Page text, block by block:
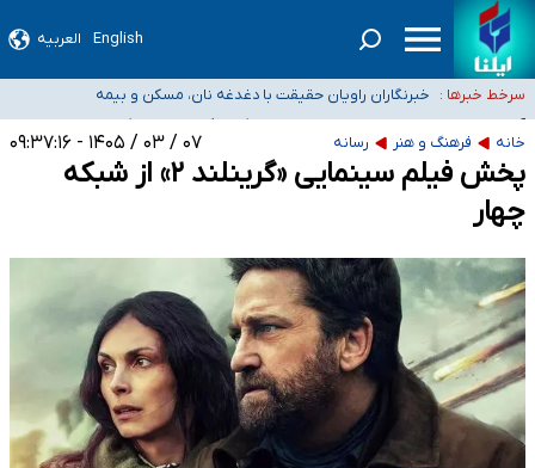
English العربیه
سرخط خبرها :
تعویق آزمون ورودی دکترای تخصصی فرماندهی صحنه عملیات و دکترای تخصصی
جغرافیای نظامی دافوس آجاخبرنگاران راویان حقیقت با دغدغه نان، مسکن و بیمه
آخرین وضعیت شیوع عفونت‌های تنفسی در کشور/ خوزستان و
کرمان بالاتر از آستانه هشدار
هیچ پرستاری بازداشت یا اخراج نشده است/ از رئیس جمهور خواستیم ورود کند
ثبت‌نام بخش عمده دانش‌آموزان مدارس ایرانی امارات در کشور/ درباره محصلان
باقی‌مانده در دبی متناسب با شرایط جدید تصمیم‌گیری می‌شود
خانه فرهنگ و هنر رسانه ۰۷ / ۰۳ / ۱۴۰۵ - ۰۹:۳۷:۱۶
پخش فیلم سینمایی «گرینلند ۲» از شبکه
چهار